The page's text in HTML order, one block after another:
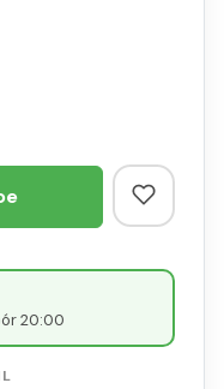
20:00